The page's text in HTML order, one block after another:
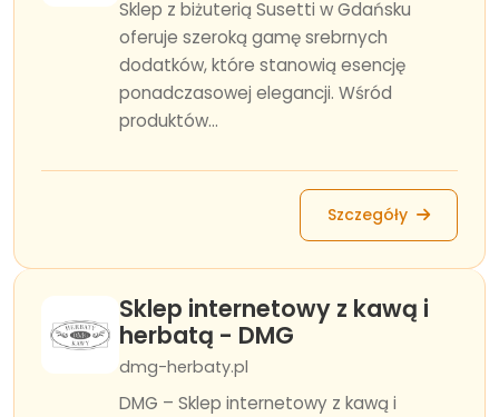
Sklep z biżuterią Susetti w Gdańsku
oferuje szeroką gamę srebrnych
dodatków, które stanowią esencję
ponadczasowej elegancji. Wśród
produktów...
Szczegóły
Sklep internetowy z kawą i
herbatą - DMG
dmg-herbaty.pl
DMG – Sklep internetowy z kawą i